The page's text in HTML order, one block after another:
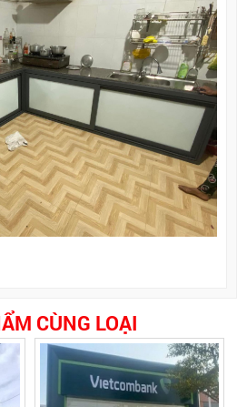
CÙNG LOẠI